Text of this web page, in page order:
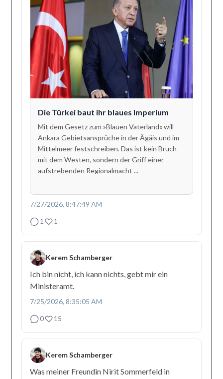
Die Türkei baut ihr blaues Imperium
Mit dem Gesetz zum »Blauen Vaterland« will
Ankara Gebietsansprüche in der Ägäis und im
Mittelmeer festschreiben. Das ist kein Bruch
mit dem Westen, sondern der Griff einer
aufstrebenden Regionalmacht ...
7/27/2026, 8:47:49 AM
1
1
Kerem Schamberger
Ich bin nicht, ich kann nichts, gebt mir ein
Ministeramt.
7/25/2026, 8:35:05 AM
0
15
Kerem Schamberger
Was meiner Freundin Nirit Sommerfeld in